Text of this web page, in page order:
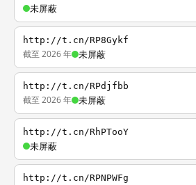
未屏蔽
http://t.cn/RP8Gykf
截至 2026 年 未屏蔽
http://t.cn/RPdjfbb
截至 2026 年 未屏蔽
http://t.cn/RhPTooY
未屏蔽
http://t.cn/RPNPWFg